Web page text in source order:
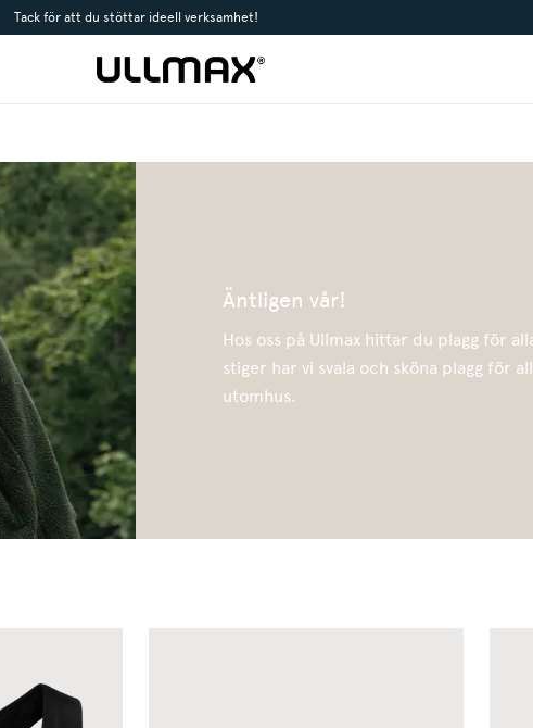
Tack för att du stöttar ideell verksamhet!
Äntligen vår!
Hos oss på Ullmax hittar du plagg för
stiger har vi svala och sköna plagg för
utomhus.